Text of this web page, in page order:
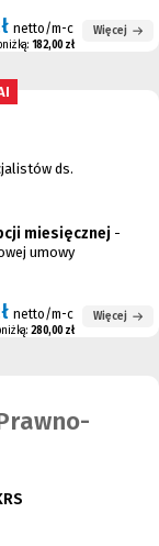
netto/m-c
182,00 zł
Więcej
ds.
miesięcznej -
umowy
netto/m-c
280,00 zł
Więcej